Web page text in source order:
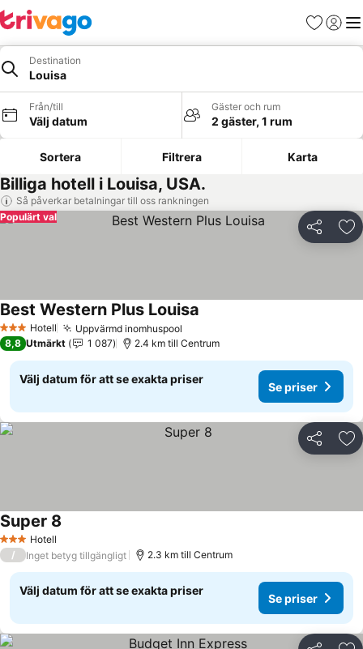
Favoriter
Logga
Destination
Louisa
Från/till
Välj datum
Gäster och rum
2 gäster, 1 rum
Sortera Filtrera Karta
Billiga hotell i Louisa, USA.
Så påverkar betalningar till oss rankningen
Dela
Populärt val
3 StjärnorHotell Uppvärmd inomhuspool
Best Western Plus Louisa
8,8 Utmärkt 1 087 2.4 km till Centrum
Välj datum för att se exakta priser
Se priser
Dela
3 StjärnorHotell
Super 8
/ Inget betyg tillgängligt 2.3 km till Centrum
Välj datum för att se exakta priser
Se priser